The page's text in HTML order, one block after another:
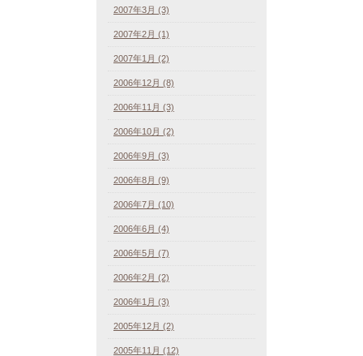
2007年3月 (3)
2007年2月 (1)
2007年1月 (2)
2006年12月 (8)
2006年11月 (3)
2006年10月 (2)
2006年9月 (3)
2006年8月 (9)
2006年7月 (10)
2006年6月 (4)
2006年5月 (7)
2006年2月 (2)
2006年1月 (3)
2005年12月 (2)
2005年11月 (12)